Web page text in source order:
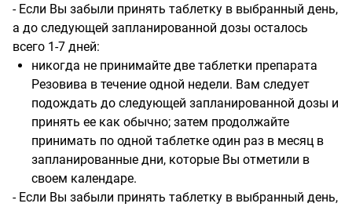
- Если Вы забыли принять таблетку в выбранный день,
а до следующей запланированной дозы осталось
всего 1-7 дней:
никогда не принимайте две таблетки препарата
Резовива в течение одной недели. Вам следует
подождать до следующей запланированной дозы и
принять ее как обычно; затем продолжайте
принимать по одной таблетке один раз в месяц в
запланированные дни, которые Вы отметили в
своем календаре.
- Если Вы забыли принять таблетку в выбранный день,